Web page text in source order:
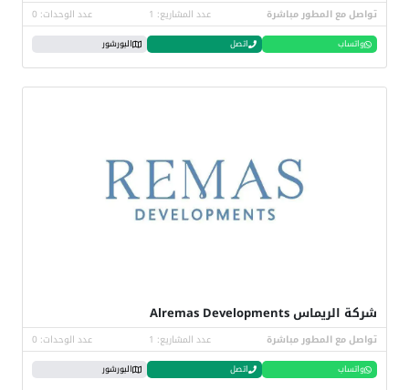
تواصل مع المطور مباشرة عدد المشاريع: 1 عدد الوحدات: 0
واتساب اتصل البورشور
شركة الريماس Alremas Developments
تواصل مع المطور مباشرة عدد المشاريع: 1 عدد الوحدات: 0
واتساب اتصل البورشور